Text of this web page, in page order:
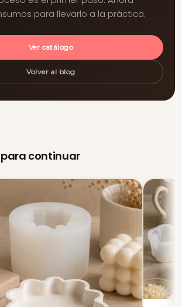
para llevarlo a la práctica.
Ver catálogo
Volver al blog
continuar